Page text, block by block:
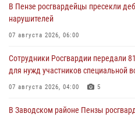
В Пензе росгвардейцы пресекли
нарушителей
07 августа 2026, 06:00
Сотрудники Росгвардии передали
для нужд участников специальной
07 августа 2026, 04:00 5
В Заводском районе Пензы